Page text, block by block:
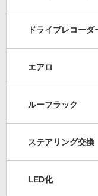
ドライブレコーダ
エアロ
ルーフラック
ステアリング交換
LED化